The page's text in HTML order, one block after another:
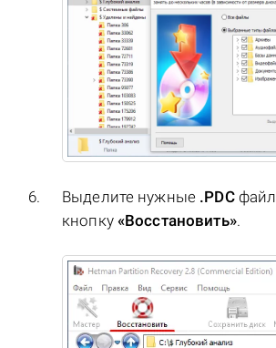
Выделите нужные .PDC
кнопку «Восстановить».